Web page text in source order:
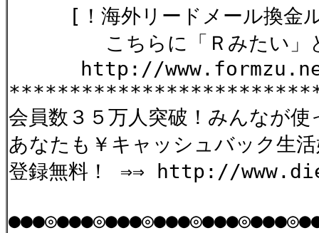
[！海外リードメール換金ル
こちらに「Ｒみたい」と
http://www.formzu.net/
会員数３５万人突破！みんなが
あなたも￥キャッシュバック生
登録無料！ ⇒⇒ http://